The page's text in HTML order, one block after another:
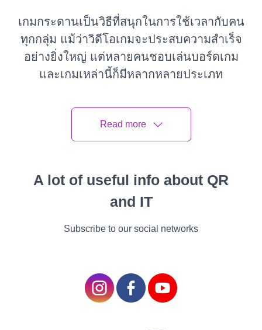
เกมกระดานเป็นวิธีที่สนุกในการใช้เวลากับคน
ทุกกลุ่ม แม้ว่าวิดีโอเกมจะประสบความสำเร็จ
อย่างยิ่งใหญ่ แต่หลายคนชอบเล่นบอร์ดเกม
และเกมเหล่านี้ก็มีหลากหลายประเภท
เรียนรู้วิธีใช้ตัวสร้างรหัส QR และสร้างรหัส
เครื่องมือง่ายๆ นี้จะช่วยให้เกมกระดาน
วิธีการใช้รหัส QR ในเกมบนโต๊ะ
ในการสร้างรหัส QR
คุณต้องเปิดโปรแกรม
สร้าง QR ออนไลน์และ
Read more
A lot of useful info about QR
and IT
Subscribe to our social networks